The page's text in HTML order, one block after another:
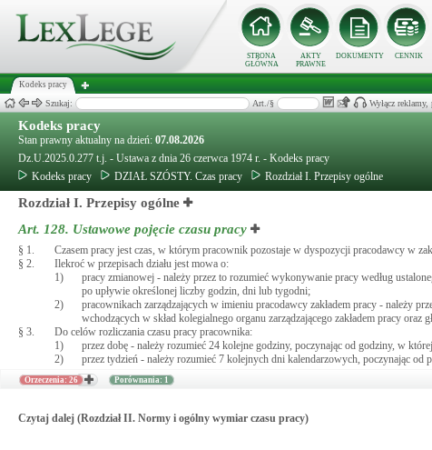
STRONA
GŁÓWNA
AKTY
PRAWNE
DOKUMENTY CENNIK
Kodeks pracy
Szukaj: Art./§ Wyłącz
Kodeks pracy
Stan prawny aktualny na dzień: 07.08.2026
Dz.U.2025.0.277 t.j. - Ustawa z dnia 26 czerwca 1974 r. - Kodeks pracy
Kodeks pracy
DZIAŁ SZÓSTY. Czas pracy Rozdział I. Przepisy ogólne
Rozdział I. Przepisy ogólne
Art. 128. Ustawowe pojęcie czasu pracy
§ 1.
Czasem pracy jest czas, w którym pracownik pozostaje w dyspozycji pracodawcy w
§ 2.
Ilekroć w przepisach działu jest mowa o:
1)
pracy zmianowej - należy przez to rozumieć wykonywanie pracy według
po upływie określonej liczby godzin, dni lub tygodni;
2)
pracownikach zarządzających w imieniu pracodawcy zakładem pracy - należy
wchodzących w skład kolegialnego organu zarządzającego zakładem pracy oraz
§ 3.
Do celów rozliczania czasu pracy pracownika:
1)
przez dobę - należy rozumieć 24 kolejne godziny, poczynając od godziny, w
2)
przez tydzień - należy rozumieć 7 kolejnych dni kalendarzowych, poczynając od
Orzeczenia: 26 Porównania: 1
Czytaj dalej (Rozdział II. Normy i ogólny wymiar czasu pracy)